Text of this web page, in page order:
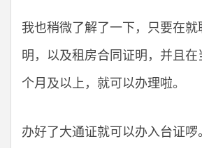
我也稍微了解了一下，只要在
明，以及租房合同证明，并且
个月及以上，就可以办理啦。
办好了大通证就可以办入台证